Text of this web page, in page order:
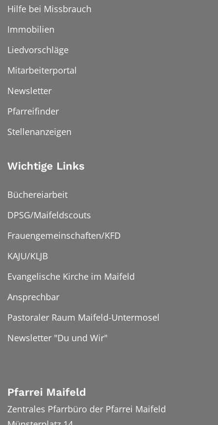
Hilfe bei Missbrauch
Immobilien
Liedvorschläge
Mitarbeiterportal
Newsletter
Pfarreifinder
Stellenanzeigen
Wichtige Links
Büchereiarbeit
DPSG/Maifeldscouts
Frauengemeinschaften/KFD
KAJU/KLJB
Evangelische Kirche im Maifeld
Ansprechbar
Pastoraler Raum Maifeld-Untermosel
Newsletter "Du und Wir"
Pfarrei Maifeld
Zentrales Pfarrbüro der Pfarrei Maifeld